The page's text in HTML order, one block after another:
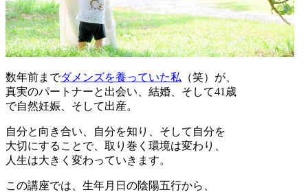
数年前までダメンズを養っていた私 （笑）が、
真実のパートナーと出会い、結婚、そして41歳
で自然妊娠、そして出産。
自分と向き合い、自分を知り、そして自分を
大切にすることで、取り巻く環境は変わり、
人生は大きく変わっていきます。
この講座では、生年月日の陰陽五行から、